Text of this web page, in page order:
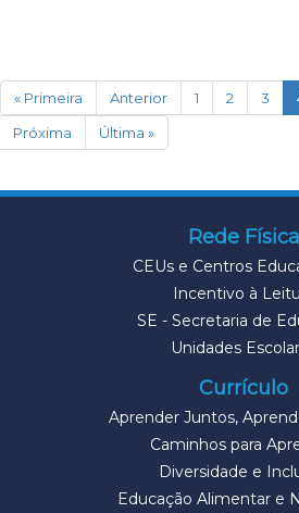
« Primeira Anterior 1 2 3
Próxima
Última »
Rede Física
CEUs e Centros
Incentivo à
SE - Secretaria de
Unidades
Currículo
Aprender Juntos,
Caminhos para
Diversidade e
Educação Alimentar e